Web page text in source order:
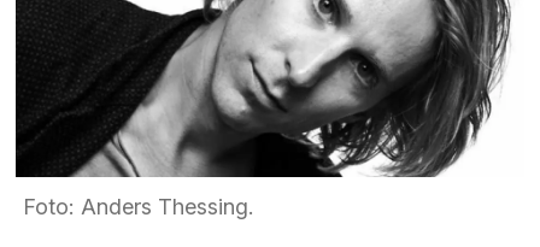
Foto: Anders Thessing.